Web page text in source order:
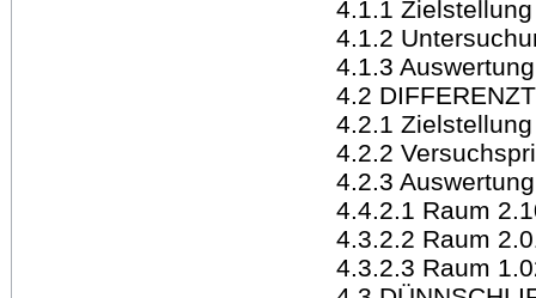
4.1.1
4.1.2
4.1.3
4.2
4.2.1
4.2.2
4.2.3
4.4.2.1 Raum
4.3.2.2 Raum
4.3.2.3 Raum